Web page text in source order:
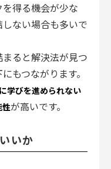
得る機会が少な
ない場合も多いで
ると解決法が見つ
もつながります。
学びを進められない
性が高いです。
いか